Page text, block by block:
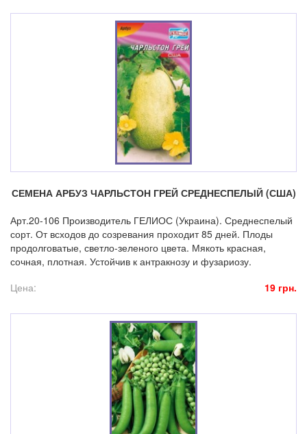
СЕМЕНА АРБУЗ ЧАРЛЬСТОН ГРЕЙ СРЕДНЕСПЕЛЫЙ (США)
Арт.20-106 Производитель ГЕЛИОС (Украина). Среднеспелый
сорт. От всходов до созревания проходит 85 дней. Плоды
продолговатые, светло-зеленого цвета. Мякоть красная,
сочная, плотная. Устойчив к антракнозу и фузариозу.
Цена:
19 грн.